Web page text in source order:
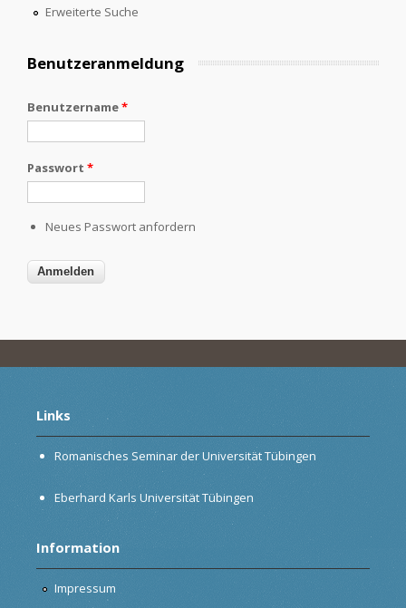
Erweiterte Suche
Benutzeranmeldung
Benutzername*
Passwort *
Neues Passwort anfordern
Links
Romanisches Seminar der Universität Tübingen
Eberhard Karls Universität Tübingen
Information
Impressum